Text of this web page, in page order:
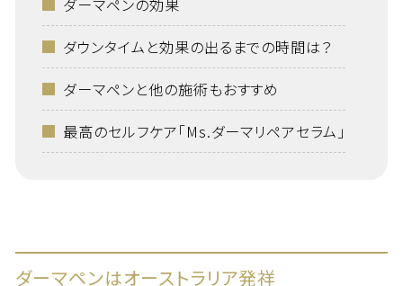
ダーマペンの効果
ダウンタイムと効果の出るまでの時間は？
ダーマペンと他の施術もおすすめ
最高のセルフケア「Ms.ダーマリペアセラム」
ダーマペンはオーストラリア発祥